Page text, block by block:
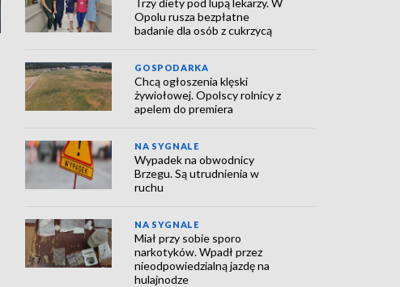
Opolu rusza bezpłatne
badanie dla osób z cukrzycą
GOSPODARKA
Chcą ogłoszenia klęski
żywiołowej. Opolscy rolnicy z
apelem do premiera
NA SYGNALE
Wypadek na obwodnicy
Brzegu. Są utrudnienia w
ruchu
NA SYGNALE
Miał przy sobie sporo
narkotyków. Wpadł przez
nieodpowiedzialną jazdę na
hulajnodze